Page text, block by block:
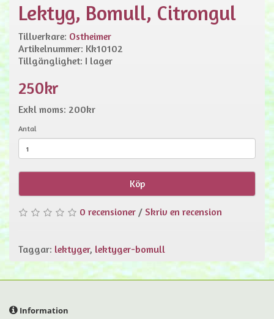
Lektyg, Bomull, Citrongul
Tillverkare: Ostheimer
Artikelnummer: Kk10102
Tillgänglighet: I lager
250kr
Exkl moms: 200kr
Antal
Köp
0 recensioner / Skriv en recension
Taggar: lektyger, lektyger-bomull
Information